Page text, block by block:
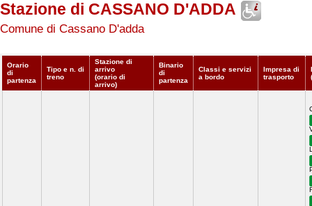
Stazione di CASSANO D'ADDA
Comune di Cassano D'adda
Orario
di
partenza
Tipo e n. di
treno
Stazione di
arrivo
(orario di
arrivo)
Binario
di
partenza
Classi e servizi
a bordo
Impresa di
trasporto